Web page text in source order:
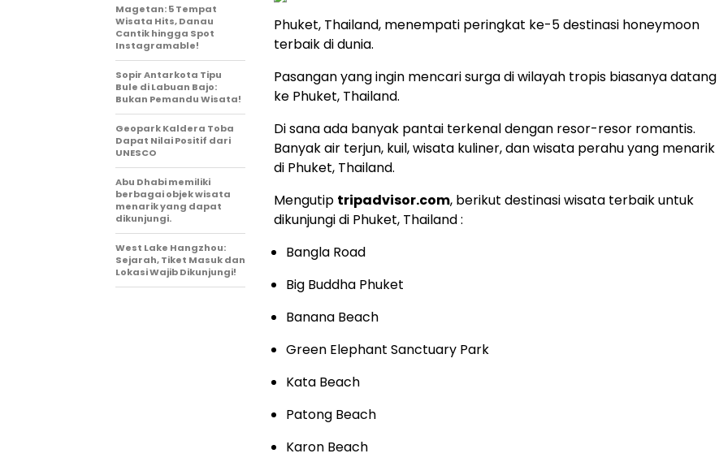
Phuket, Thailand, menempati peringkat ke-5 destinasi honeymoon
terbaik di dunia.
Pasangan yang ingin mencari surga di wilayah tropis biasanya datang
ke Phuket, Thailand.
Di sana ada banyak pantai terkenal dengan resor-resor romantis.
Banyak air terjun, kuil, wisata kuliner, dan wisata perahu yang menarik
di Phuket, Thailand.
Mengutip tripadvisor.com, berikut destinasi wisata terbaik untuk
dikunjungi di Phuket, Thailand :
Bangla Road
Big Buddha Phuket
Banana Beach
Green Elephant Sanctuary Park
Kata Beach
Patong Beach
Karon Beach
Magetan: 5 Tempat
Wisata Hits, Danau
Cantik hingga Spot
Instagramable!
Sopir Antarkota Tipu
Bule di Labuan Bajo:
Bukan Pemandu Wisata!
Geopark Kaldera Toba
Dapat Nilai Positif dari
UNESCO
Abu Dhabi memiliki
berbagai objek wisata
menarik yang dapat
dikunjungi.
West Lake Hangzhou:
Sejarah, Tiket Masuk dan
Lokasi Wajib Dikunjungi!